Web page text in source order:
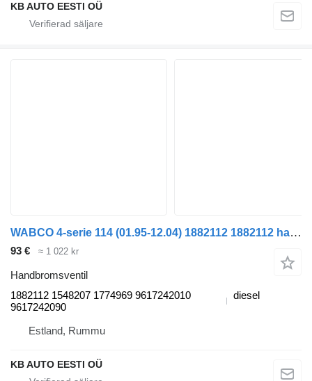
KB AUTO EESTI OÜ
WABCO 4-serie 114 (01.95-12.04) 1882112 1882112 handbromsventil till Scania 4-series (1995-2006) dragbil
93 € ≈ 1 022 kr
Handbromsventil
1882112 1548207 1774969 9617242010
9617242090
diesel
Estland, Rummu
KB AUTO EESTI OÜ